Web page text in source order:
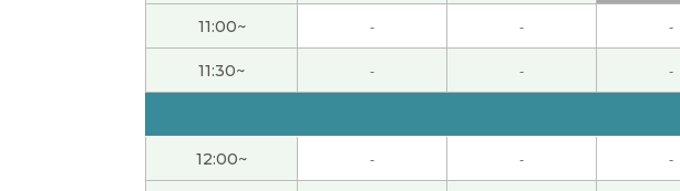
非常感谢您如此耐心细致地教导我。下次見！
最近去了美仕唐纳滋吃甜甜圈。年亲人多了。老人很少。什么地方一
11:00~ - - -
11:30~ - - -
12:00~ - - -